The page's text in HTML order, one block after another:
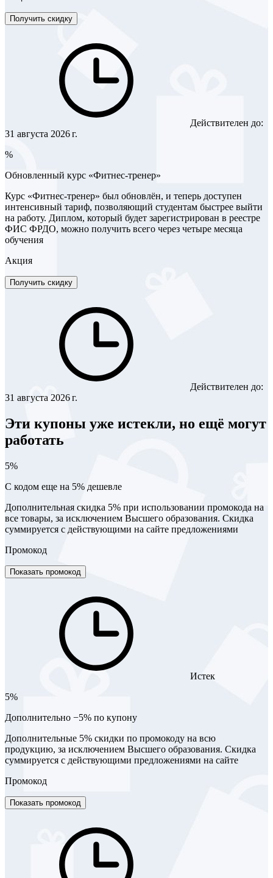
Получить скидку
Действителен до:
31 августа 2026 г.
%
Обновленный курс «Фитнес-тренер»
Курс «Фитнес-тренер» был обновлён, и теперь доступен
интенсивный тариф, позволяющий студентам быстрее выйти
на работу. Диплом, который будет зарегистрирован в реестре
ФИС ФРДО, можно получить всего через четыре месяца
обучения
Акция
Получить скидку
Действителен до:
31 августа 2026 г.
Эти купоны уже истекли, но ещё могут
работать
5%
С кодом еще на 5% дешевле
Дополнительная скидка 5% при использовании промокода на
все товары, за исключением Высшего образования. Скидка
суммируется с действующими на сайте предложениями
Промокод
Показать промокод
Истек
5%
Дополнительно −5% по купону
Дополнительные 5% скидки по промокоду на всю
продукцию, за исключением Высшего образования. Скидка
суммируется с действующими предложениями на сайте
Промокод
Показать промокод